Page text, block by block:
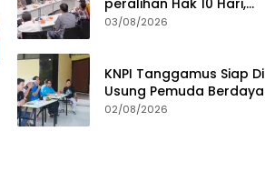
Pengukuran Terjadwal
03/08/2026
KNPI Tanggamus Siap
Usung Pemuda
02/08/2026